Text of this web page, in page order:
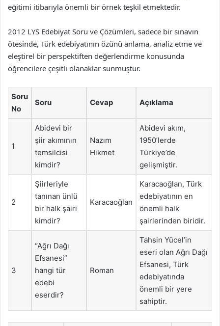
eğitimi itibarıyla önemli bir örnek teşkil etmektedir.
2012 LYS Edebiyat Soru ve Çözümleri, sadece bir sınavın
ötesinde, Türk edebiyatının özünü anlama, analiz etme ve
eleştirel bir perspektiften değerlendirme konusunda
öğrencilere çeşitli olanaklar sunmuştur.
Soru
No
Soru Cevap Açıklama
1
Abidevi bir
şiir akımının
temsilcisi
kimdir?
Nazım
Hikmet
Abidevi akım,
1950’lerde
Türkiye’de
gelişmiştir.
2
Şiirleriyle
tanınan ünlü
bir halk şairi
kimdir?
Karacaoğlan
Karacaoğlan, Türk
edebiyatının en
önemli halk
şairlerinden biridir.
3
“Ağrı Dağı
Efsanesi”
hangi tür
edebi
eserdir?
Roman
Tahsin Yücel’in
eseri olan Ağrı Dağı
Efsanesi, Türk
edebiyatında
önemli bir yere
sahiptir.